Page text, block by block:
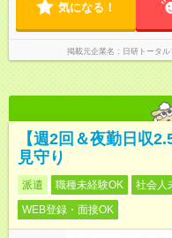
気になる！
掲載元企業名 日研トータ
【週2回＆夜勤日収
見守り
派遣 職種未経験OK 社会人
WEB登録・面接OK